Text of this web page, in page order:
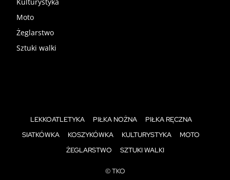
Moto
Żeglarstwo
Sztuki walki
LEKKOATLETYKA PIŁKA NOŻNA
PIŁKA RĘCZNA
SIATKÓWKA
KOSZYKÓWKA KULTURYSTYKA
MOTO
ŻEGLARSTWO
SZTUKI WALKI
© TKO